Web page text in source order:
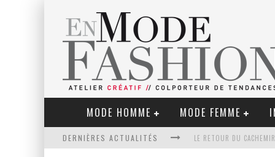
MODE HOMME MODE FEMME
DERNIÈRES ACTUALITÉS LE RETOUR DU